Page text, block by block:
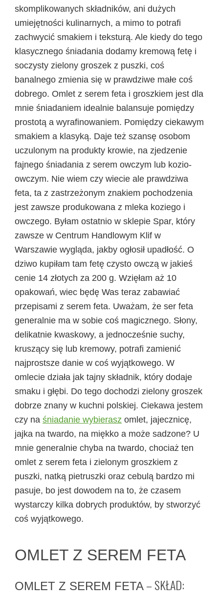
skomplikowanych składników, ani dużych
umiejętności kulinarnych, a mimo to potrafi
zachwycić smakiem i teksturą. Ale kiedy do tego
klasycznego śniadania dodamy kremową fetę i
soczysty zielony groszek z puszki, coś
banalnego zmienia się w prawdziwe małe coś
dobrego. Omlet z serem feta i groszkiem jest dla
mnie śniadaniem idealnie balansuje pomiędzy
prostotą a wyrafinowaniem. Pomiędzy ciekawym
smakiem a klasyką. Daje też szansę osobom
uczulonym na produkty krowie, na zjedzenie
fajnego śniadania z serem owczym lub kozio-
owczym. Nie wiem czy wiecie ale prawdziwa
feta, ta z zastrzeżonym znakiem pochodzenia
jest zawsze produkowana z mleka koziego i
owczego. Byłam ostatnio w sklepie Spar, który
zawsze w Centrum Handlowym Klif w
Warszawie wygląda, jakby ogłosił upadłość. O
dziwo kupiłam tam fetę czysto owczą w jakieś
cenie 14 złotych za 200 g. Wzięłam aż 10
opakowań, wiec będę Was teraz zabawiać
przepisami z serem feta. Uważam, że ser feta
generalnie ma w sobie coś magicznego. Słony,
delikatnie kwaskowy, a jednocześnie suchy,
kruszący się lub kremowy, potrafi zamienić
najprostsze danie w coś wyjątkowego. W
omlecie działa jak tajny składnik, który dodaje
smaku i głębi. Do tego dochodzi zielony groszek
dobrze znany w kuchni polskiej. Ciekawa jestem
czy na śniadanie wybierasz omlet, jajecznicę,
jajka na twardo, na miękko a może sadzone? U
mnie generalnie chyba na twardo, chociaż ten
omlet z serem feta i zielonym groszkiem z
puszki, natką pietruszki oraz cebulą bardzo mi
pasuje, bo jest dowodem na to, że czasem
wystarczy kilka dobrych produktów, by stworzyć
coś wyjątkowego.
OMLET Z SEREM FETA
OMLET Z SEREM FETA – SKŁAD: